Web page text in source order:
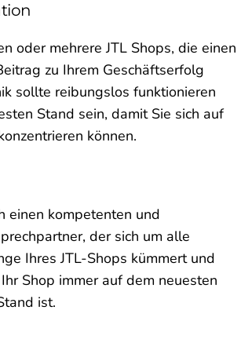
oder mehrere JTL Shops, die einen
zu Ihrem Geschäftserfolg
sollte reibungslos funktionieren
Stand sein, damit Sie sich auf
können.
einen kompetenten und
der sich um alle
Ihres JTL-Shops kümmert und
Shop immer auf dem neuesten
ist.